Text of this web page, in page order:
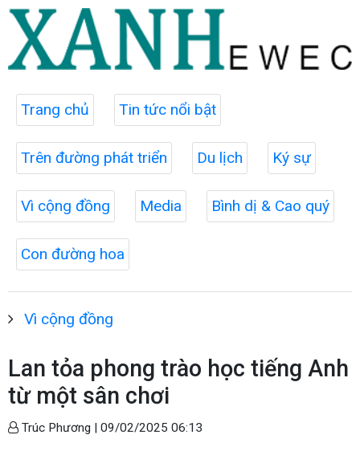
Trang chủ Tin tức nổi bật
Trên đường phát triển Du lịch Ký sự
Vì cộng đồng Media Bình dị & Cao quý
Con đường hoa
Vì cộng đồng
Lan tỏa phong trào học tiếng Anh
từ một sân chơi
Trúc Phương | 09/02/2025 06:13